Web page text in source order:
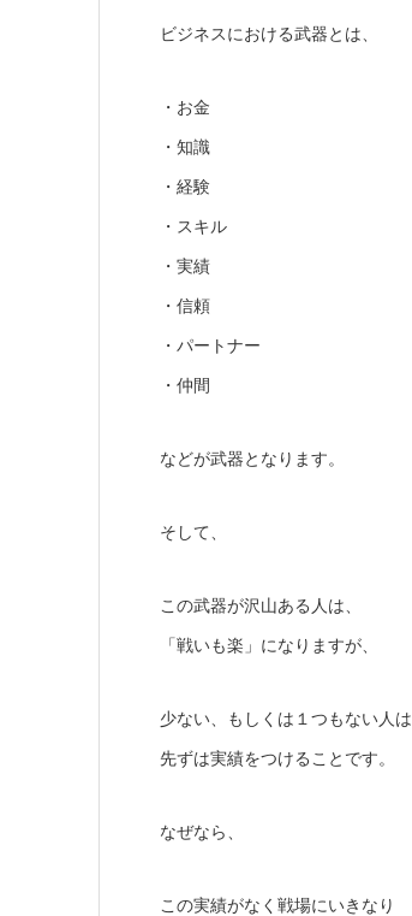
ビジネスにおける武器とは、
・お金
・知識
・経験
・スキル
・実績
・信頼
・パートナー
・仲間
などが武器となります。
そして、
この武器が沢山ある人は、
「戦いも楽」になりますが、
少ない、もしくは１つもない人は
先ずは実績をつけることです。
なぜなら、
この実績がなく戦場にいきなり